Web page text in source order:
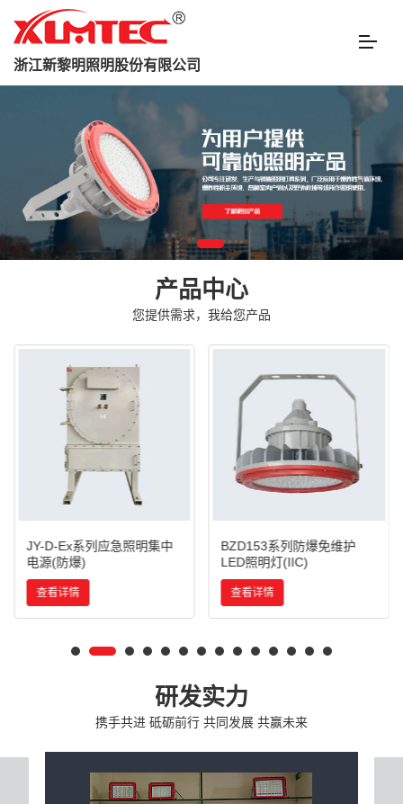
浙江新黎明照明股份有限公司
产品中心
您提供需求，我给您产品
JY-D-Ex系列应急照明集中
电源(防爆)
查看详情
BZD153系列防爆免维护
LED照明灯(IIC)
查看详情
研发实力
携手共进 砥砺前行 共同发展 共赢未来